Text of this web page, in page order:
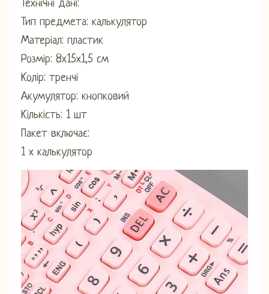
Технічні дані:
Тип предмета: калькулятор
Матеріал: пластик
Розмір: 8х15х1,5 см
Колір: тренчі
Акумулятор: кнопковий
Кількість: 1 шт
Пакет включає:
1 х калькулятор